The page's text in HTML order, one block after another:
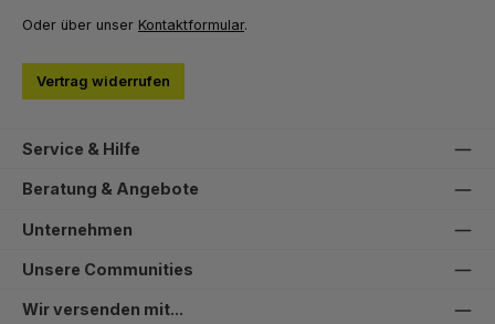
Oder über unser Kontaktformular.
Vertrag widerrufen
Service & Hilfe
Beratung & Angebote
Unternehmen
Unsere Communities
Wir versenden mit...